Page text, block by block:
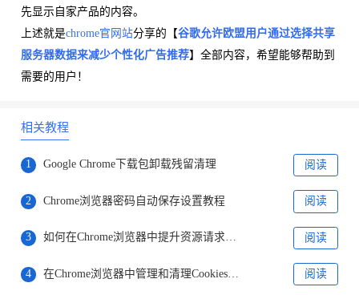
先显示自家产品的内容。
上述就是chrome官网站分享的【谷歌允许欧盟用户通过选择共享
服务器数据来减少个性化广告推荐】全部内容，希望能够帮助到
需要的用户！
相关教程
1 Google Chrome下载包卸载残留清理 阅读
2 Chrome浏览器密码自动保存设置教程 阅读
3 如何在Chrome浏览器中提升资源请求的并行能力 阅读
4 在Chrome浏览器中管理和清理Cookies以提高性能 阅读